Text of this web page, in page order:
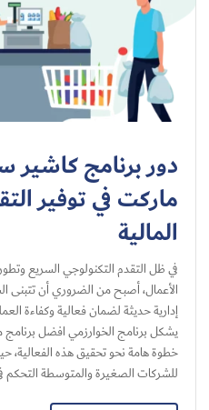
دور برنامج كاشير
ماركت في توفير
المالية
في ظل التقدم التكنولوجي السريع
الأعمال، أصبح من الضروري أن تتبنى
إدارية حديثة لضمان فعالية وكفاءة
يشكل برنامج الخوارزمي افضل
خطوة هامة نحو تحقيق هذه الفعالية،
للشركات الصغيرة والمتوسطة التحكم